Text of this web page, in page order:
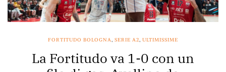
FORTITUDO BOLOGNA, SERIE A2, ULTIMISSIME
La Fortitudo va 1-0 con un